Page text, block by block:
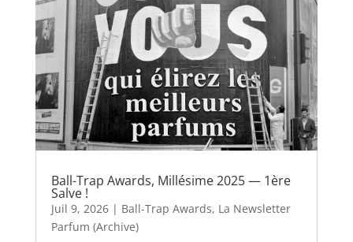
Ball-Trap Awards, Millésime 2025 — 1ère
Salve !
Juil 9, 2026| Ball-Trap Awards, La Newsletter
Parfum (Archive)